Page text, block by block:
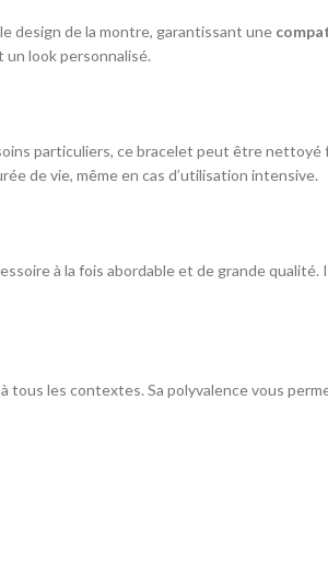
design de la montre, garantissant une
look personnalisé.
particuliers, ce bracelet peut être nettoyé
de vie, même en cas d’utilisation intensive.
à la fois abordable et de grande
tous les contextes. Sa polyvalence vous